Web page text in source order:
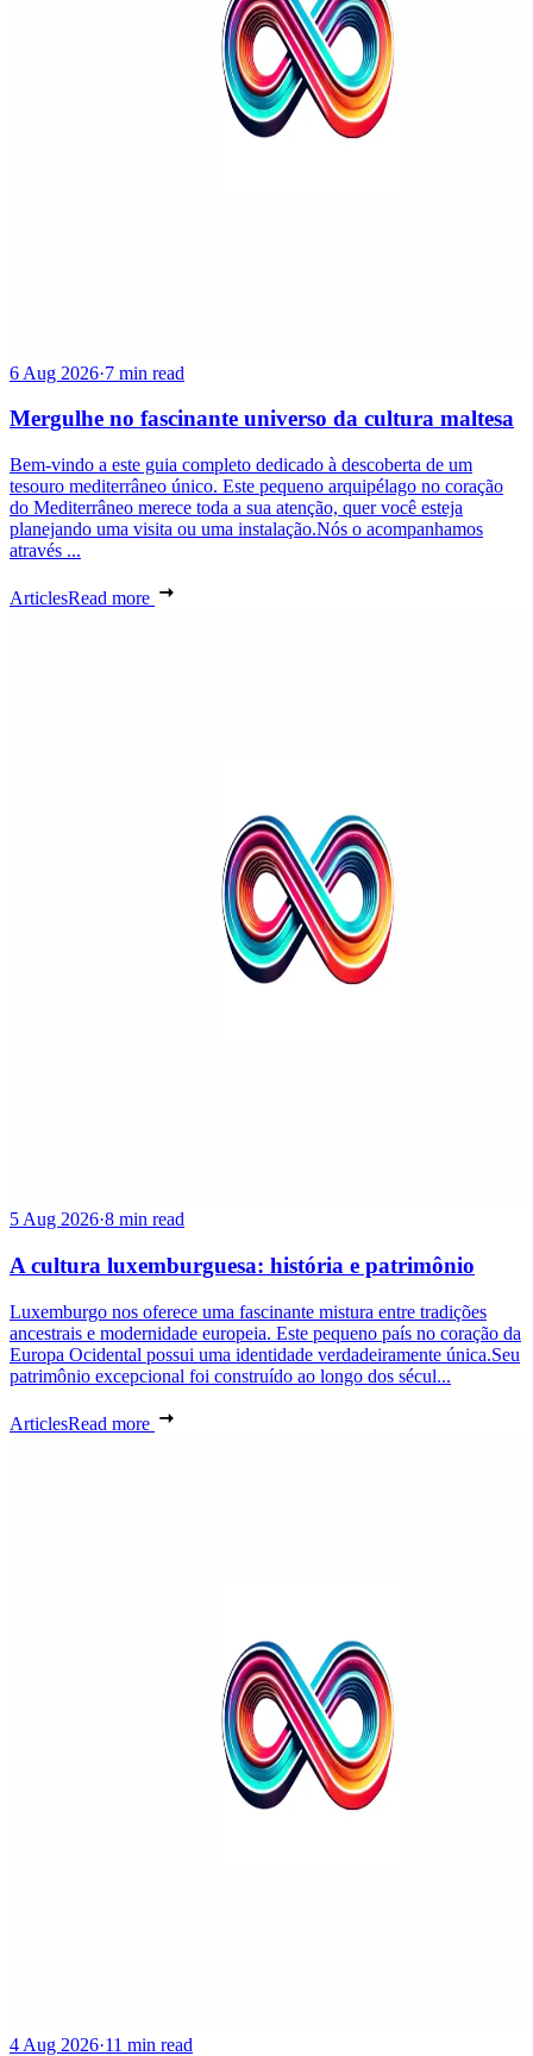
6 Aug 2026·7 min read
Mergulhe no fascinante universo da cultura maltesa
Bem-vindo a este guia completo dedicado à descoberta de um
tesouro mediterrâneo único. Este pequeno arquipélago no coração
do Mediterrâneo merece toda a sua atenção, quer você esteja
planejando uma visita ou uma instalação.Nós o acompanhamos
através ...
ArticlesRead more
5 Aug 2026·8 min read
A cultura luxemburguesa: história e patrimônio
Luxemburgo nos oferece uma fascinante mistura entre tradições
ancestrais e modernidade europeia. Este pequeno país no coração da
Europa Ocidental possui uma identidade verdadeiramente única.Seu
patrimônio excepcional foi construído ao longo dos sécul...
ArticlesRead more
4 Aug 2026·11 min read